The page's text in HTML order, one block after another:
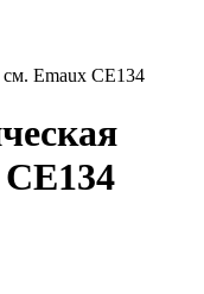
Emaux CE134